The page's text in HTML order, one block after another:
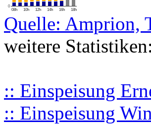
08h 10h 12h 14h 16h 18h
0
Quelle: Amprion,
weitere Statistiken:
:: Einspeisung
:: Einspeisung